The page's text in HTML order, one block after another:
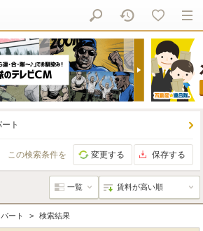
ト
この検索条件を 変更する 保存する
ート 検索結果